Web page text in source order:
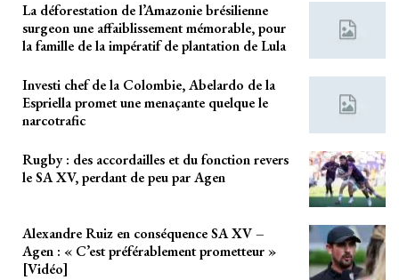
La déforestation de l’Amazonie brésilienne
surgeon une affaiblissement mémorable, pour
la famille de la impératif de plantation de Lula
Investi chef de la Colombie, Abelardo de la
Espriella promet une menaçante quelque le
narcotrafic
Rugby : des accordailles et du fonction revers
le SA XV, perdant de peu par Agen
Alexandre Ruiz en conséquence SA XV –
Agen : « C’est préférablement prometteur »
[Vidéo]